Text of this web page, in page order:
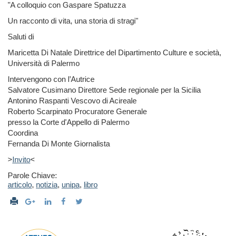
"A colloquio con Gaspare Spatuzza
Un racconto di vita, una storia di stragi"
Saluti di
Maricetta Di Natale Direttrice del Dipartimento Culture e società,
Università di Palermo
Intervengono con l’Autrice
Salvatore Cusimano Direttore Sede regionale per la Sicilia
Antonino Raspanti Vescovo di Acireale
Roberto Scarpinato Procuratore Generale
presso la Corte d'Appello di Palermo
Coordina
Fernanda Di Monte Giornalista
>Invito<
Parole Chiave:
articolo, notizia, unipa, libro